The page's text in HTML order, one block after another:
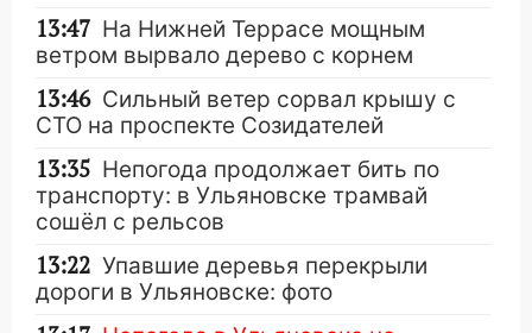
13:47 На Нижней Террасе мощным
ветром вырвало дерево с корнем
13:46 Сильный ветер сорвал крышу с
СТО на проспекте Созидателей
13:35 Непогода продолжает бить по
транспорту: в Ульяновске трамвай
сошёл с рельсов
13:22 Упавшие деревья перекрыли
дороги в Ульяновске: фото